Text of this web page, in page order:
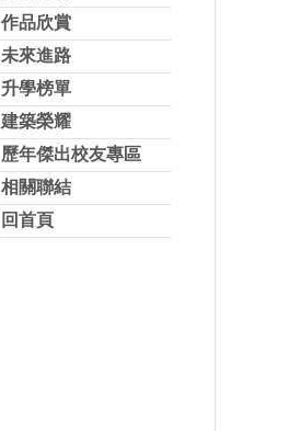
作品欣賞
未來進路
升學榜單
建築榮耀
歷年傑出校友專區
相關聯結
回首頁